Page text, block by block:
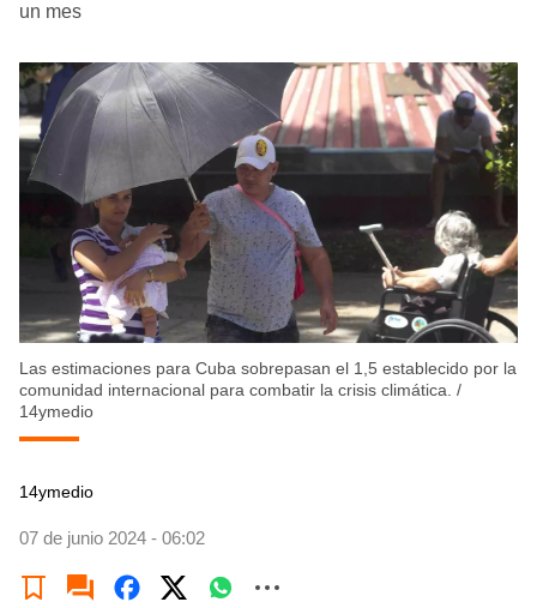
un mes
Las estimaciones para Cuba sobrepasan el 1,5 establecido por la
comunidad internacional para combatir la crisis climática. /
14ymedio
14ymedio
07 de junio 2024 - 06:02